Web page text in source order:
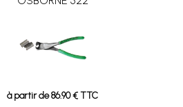
à partir de 86.90 € TTC